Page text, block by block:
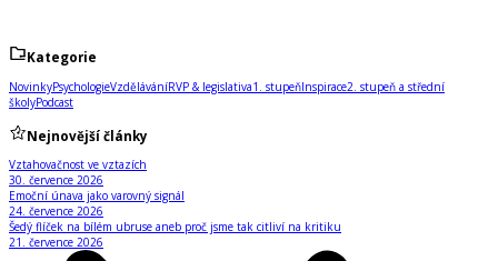
Kategorie
NovinkyPsychologieVzděláváníRVP & legislativa1. stupeňInspirace2. stupeň a střední
školyPodcast
Nejnovější články
Vztahovačnost ve vztazích
30. července 2026
Emoční únava jako varovný signál
24. července 2026
Šedý flíček na bílém ubruse aneb proč jsme tak citliví na kritiku
21. července 2026